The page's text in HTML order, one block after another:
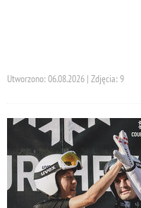
Utworzono: 06.08.2026 | Zdjęcia: 9